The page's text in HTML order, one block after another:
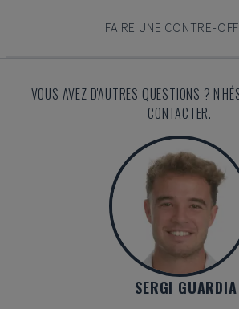
FAIRE UNE CONTRE-
VOUS AVEZ D'AUTRES QUESTIONS ?
CONTACTER.
SERGI GUARDIA